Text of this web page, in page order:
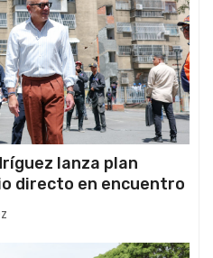
lanza plan
directo en encuentro